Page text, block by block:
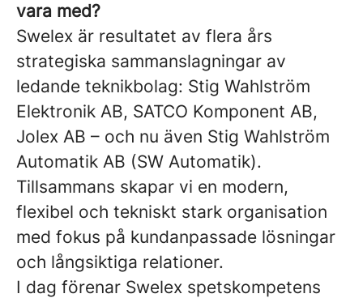
vara med?
Swelex är resultatet av flera års
strategiska sammanslagningar av
ledande teknikbolag: Stig Wahlström
Elektronik AB, SATCO Komponent AB,
Jolex AB – och nu även Stig Wahlström
Automatik AB (SW Automatik).
Tillsammans skapar vi en modern,
flexibel och tekniskt stark organisation
med fokus på kundanpassade lösningar
och långsiktiga relationer.
I dag förenar Swelex spetskompetens